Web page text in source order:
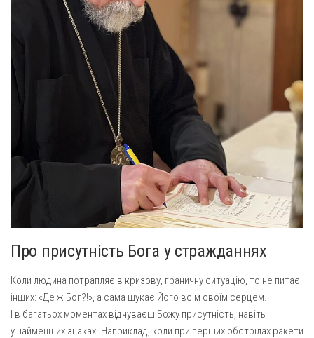
Про присутність Бога у стражданнях
Коли людина потрапляє в кризову, граничну ситуацію, то не питає
інших: «Де ж Бог?!», а сама шукає Його всім своїм серцем.
І в багатьох моментах відчуваєш Божу присутність, навіть
у найменших знаках. Наприклад, коли при перших обстрілах ракети